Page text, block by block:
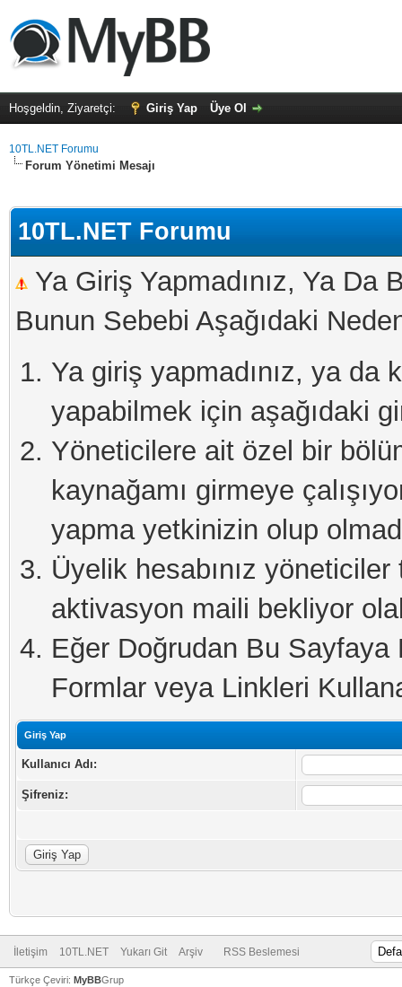
Hoşgeldin, Ziyaretçi: Giriş Yap Üye Ol
10TL.NET Forumu
Forum Yönetimi Mesajı
10TL.NET Forumu
Ya Giriş Yapmadınız, Ya
Bunun Sebebi Aşağıdaki
Ya giriş yapmadınız, ya da
yapabilmek için aşağıdaki
Yöneticilere ait özel bir
kaynağamı girmeye
yapma yetkinizin olup
Üyelik hesabınız
aktivasyon maili bekliyor
Eğer Doğrudan Bu
Formlar veya Linkleri
Giriş Yap
Kullanıcı Adı:
Şifreniz:
İletişim 10TL.NET Yukarı Git Arşiv RSS Beslemesi
Türkçe Çeviri: MyBBGrup